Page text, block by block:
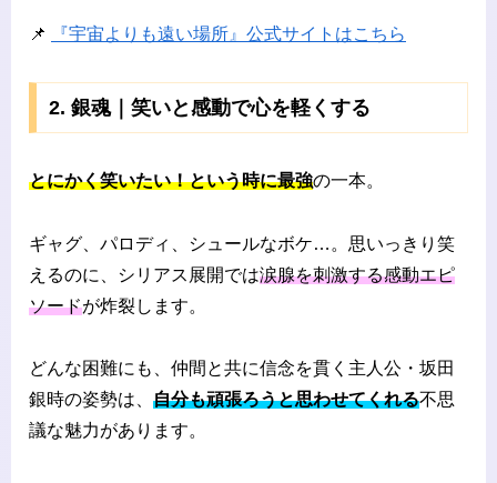
📌 『宇宙よりも遠い場所』公式サイトはこちら
2. 銀魂｜笑いと感動で心を軽くする
とにかく笑いたい！という時に最強の一本。
ギャグ、パロディ、シュールなボケ…。思いっきり笑
えるのに、シリアス展開では涙腺を刺激する感動エピ
ソードが炸裂します。
どんな困難にも、仲間と共に信念を貫く主人公・坂田
銀時の姿勢は、 自分も頑張ろうと思わせてくれる不思
議な魅力があります。